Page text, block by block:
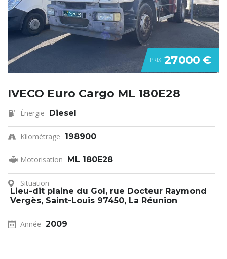
PRIX 27 000 €
IVECO Euro Cargo ML 180E28
Énergie Diesel
Kilométrage 198900
Motorisation ML 180E28
Situation
Lieu-dit plaine du Gol, rue Docteur Raymond
Vergès, Saint-Louis 97450, La Réunion
Année 2009